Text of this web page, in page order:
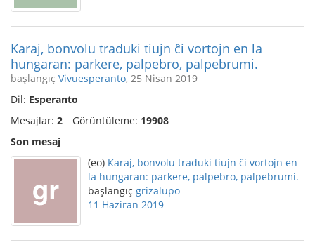
Karaj, bonvolu traduki tiujn ĉi vortojn en la
hungaran: parkere, palpebro, palpebrumi.
başlangıç Vivuesperanto, 25 Nisan 2019
Dil: Esperanto
Mesajlar: 2 Görüntüleme: 19908
Son mesaj
(eo) Karaj, bonvolu traduki tiujn ĉi vortojn en
la hungaran: parkere, palpebro, palpebrumi.
başlangıç grizalupo
11 Haziran 2019